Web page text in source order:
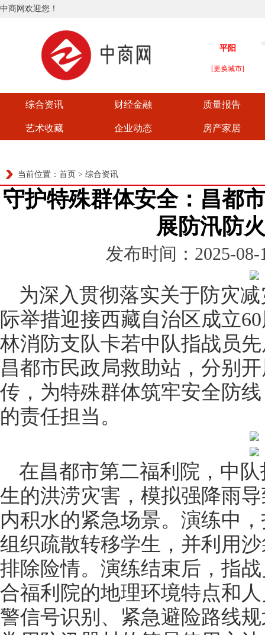
中商网欢迎您！
综合资讯 财经金融 质量报告
艺术收藏 企业动态 房产家居
当前位置： 首页 > 综合资讯
守护特殊群体安全：昌都
展防汛防
发布时间：2025-
为深入贯彻落实关于防灾
际举措迎接西藏自治区成立
林消防支队卡若中队指战员
昌都市民政局救助站，分别
传，为特殊群体筑牢安全防
的责任担当。
在昌都市第二福利院，中
生的洪涝灾害，模拟强降雨
内积水的紧急场景。演练中
组织疏散转移学生，并利用
排除险情。演练结束后，指
合福利院的地理环境特点和
警信号识别、紧急避险路线